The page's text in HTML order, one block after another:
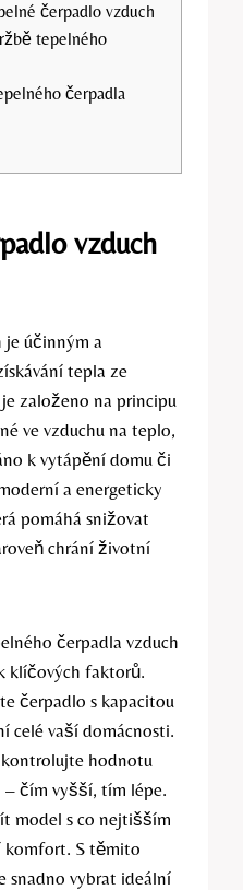
čerpadlo vzduch
tepelného
čerpadla
vzduch
je účinným a
tepla ze
založeno na principu
ve vzduchu na teplo,
k vytápění domu či
a energeticky
pomáhá snižovat
chrání životní
čerpadla vzduch
klíčových faktorů.
čerpadlo s kapacitou
celé vaší domácnosti.
hodnotu
čím vyšší, tím lépe.
model s co nejtišším
komfort. S těmito
snadno vybrat ideální